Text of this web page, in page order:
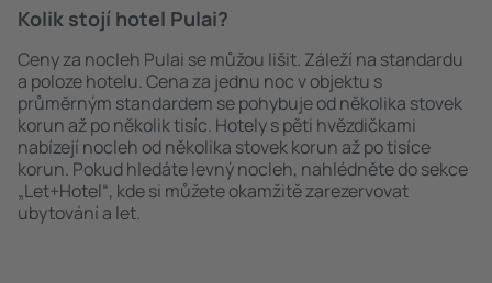
Kolik stojí hotel Pulai?
Ceny za nocleh Pulai se můžou lišit. Záleží na standardu
a poloze hotelu. Cena za jednu noc v objektu s
průměrným standardem se pohybuje od několika stovek
korun až po několik tisíc. Hotely s pěti hvězdičkami
nabízejí nocleh od několika stovek korun až po tisíce
korun. Pokud hledáte levný nocleh, nahlédněte do sekce
„Let+Hotel“, kde si můžete okamžitě zarezervovat
ubytování a let.